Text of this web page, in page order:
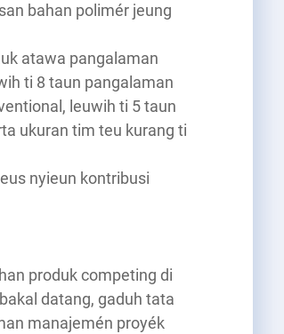
bahan polimér jeung
atawa pangalaman
ti 8 taun pangalaman
leuwih ti 5 taun
ukuran tim teu kurang ti
nyieun kontribusi
produk competing di
datang, gaduh tata
manajemén proyék